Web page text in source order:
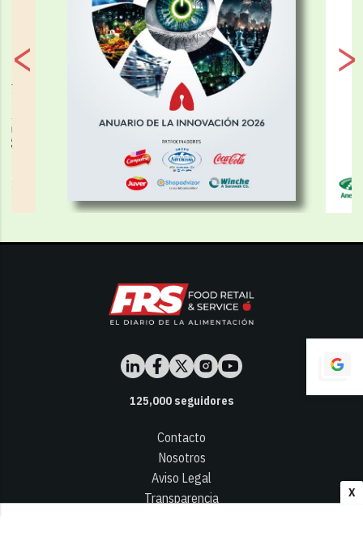
X
125,000seguidores
Contacto
Nosotros
Aviso Legal
Transparencia